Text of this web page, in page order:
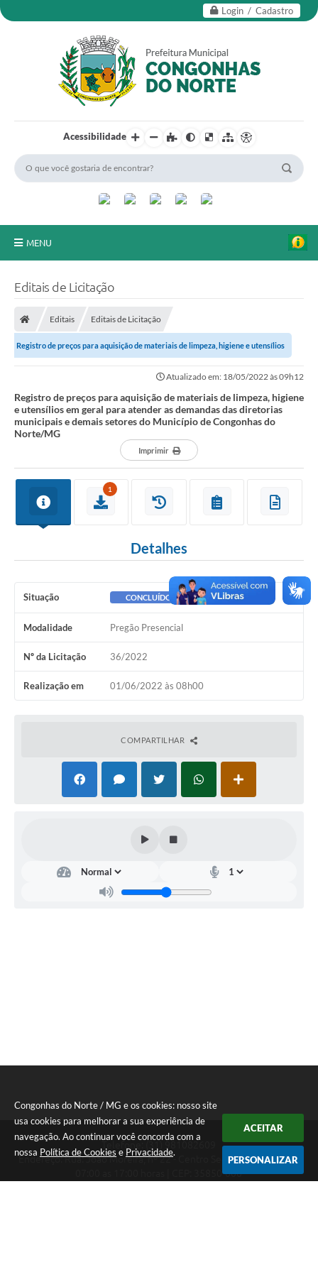
Congonhas do Norte / MG e os cookies: nosso site
usa cookies para melhorar a sua experiência de
navegação. Ao continuar você concorda com a
nossa Política de Cookies e Privacidade.
ACEITAR
PERSONALIZAR
Login / Cadastro
Acessibilidade
MENU
Ouvidoria
Legislação
Carta de Serviços
Telefones Úteis
Contato
Editais de Licitação
Editais Editais de Licitação
Registro de preços para aquisição de materiais de limpeza, higiene e utensílios
Atualizado em: 18/05/2022 às 09h12
Registro de preços para aquisição de materiais de limpeza, higiene
e utensílios em geral para atender as demandas das diretorias
municipais e demais setores do Município de Congonhas do
Norte/MG
Imprimir
1
Detalhes
Situação CONCLUÍDO
Modalidade Pregão Presencial
Nº da Licitação 36/2022
Realização em 01/06/2022 às 08h00
COMPARTILHAR
Endereço: Rua: João Moreira, nº 22 - Centro Segunda a Sexta das
07:00 as 17:00 horas | CEP: 35850-000